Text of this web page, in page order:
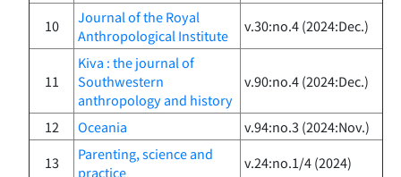
10
Journal of the Royal
Anthropological Institute
v.30:no.4 (2024:Dec.)
11
Kiva : the journal of
Southwestern
anthropology and history
v.90:no.4 (2024:Dec.)
12 Oceania
v.94:no.3 (2024:Nov.)
13
Parenting, science and
practice
v.24:no.1/4 (2024)